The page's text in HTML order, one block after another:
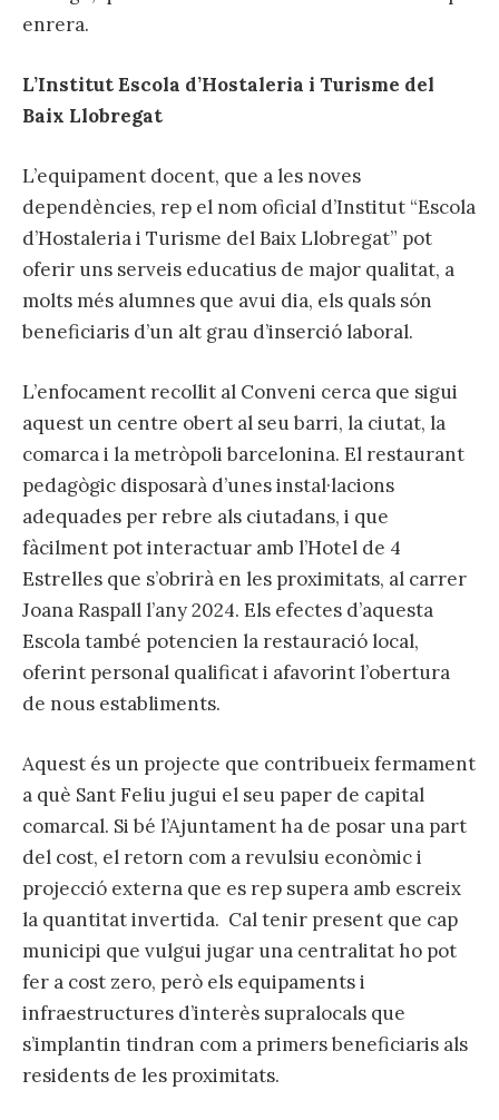
enrera.
L’Institut Escola d’Hostaleria i Turisme del
Baix Llobregat
L’equipament docent, que a les noves
dependències, rep el nom oficial d’Institut “Escola
d’Hostaleria i Turisme del Baix Llobregat” pot
oferir uns serveis educatius de major qualitat, a
molts més alumnes que avui dia, els quals són
beneficiaris d’un alt grau d’inserció laboral.
L’enfocament recollit al Conveni cerca que sigui
aquest un centre obert al seu barri, la ciutat, la
comarca i la metròpoli barcelonina. El restaurant
pedagògic disposarà d’unes instal·lacions
adequades per rebre als ciutadans, i que
fàcilment pot interactuar amb l’Hotel de 4
Estrelles que s’obrirà en les proximitats, al carrer
Joana Raspall l’any 2024. Els efectes d’aquesta
Escola també potencien la restauració local,
oferint personal qualificat i afavorint l’obertura
de nous establiments.
Aquest és un projecte que contribueix fermament
a què Sant Feliu jugui el seu paper de capital
comarcal. Si bé l’Ajuntament ha de posar una part
del cost, el retorn com a revulsiu econòmic i
projecció externa que es rep supera amb escreix
la quantitat invertida. Cal tenir present que cap
municipi que vulgui jugar una centralitat ho pot
fer a cost zero, però els equipaments i
infraestructures d’interès supralocals que
s’implantin tindran com a primers beneficiaris als
residents de les proximitats.